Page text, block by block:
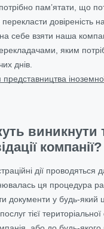
пам’ятати, що
довіреність
себе взяти наша
яким
днів.
представництва
виникнути
компанії?
дії проводяться
ця процедура
документи у будь-який
тієї